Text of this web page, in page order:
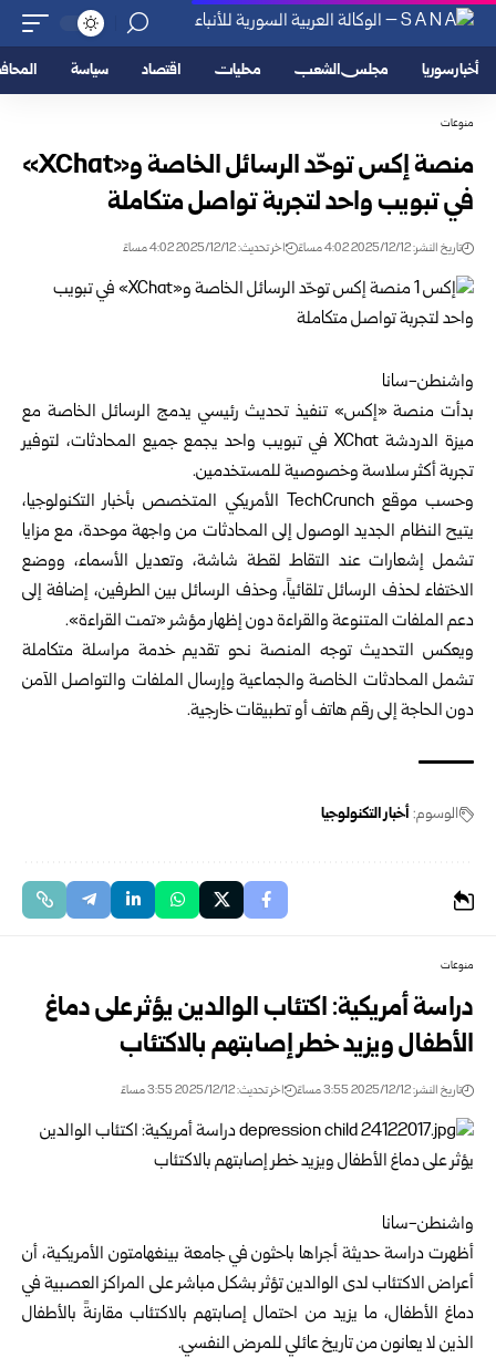
أخبار سوريا مجلس الشعب محليات اقتصاد سياسة
منوعات
منصة إكس توحّد الرسائل الخاصة و«XChat»
في تبويب واحد لتجربة تواصل متكاملة
تاريخ النشر: 2025/12/12 4:02 مساءً اخر تحديث: 2025/12/12 4:02 مساءً
واشنطن-سانا
بدأت منصة «إكس» تنفيذ تحديث رئيسي يدمج الرسائل الخاصة مع
ميزة الدردشة XChat في تبويب واحد يجمع جميع المحادثات، لتوفير
تجربة أكثر سلاسة وخصوصية للمستخدمين.
وحسب موقع TechCrunch الأمريكي المتخصص بأخبار التكنولوجيا،
يتيح النظام الجديد الوصول إلى المحادثات من واجهة موحدة، مع مزايا
تشمل إشعارات عند التقاط لقطة شاشة، وتعديل الأسماء، ووضع
الاختفاء لحذف الرسائل تلقائياً، وحذف الرسائل بين الطرفين، إضافة إلى
دعم الملفات المتنوعة والقراءة دون إظهار مؤشر «تمت القراءة».
ويعكس التحديث توجه المنصة نحو تقديم خدمة مراسلة متكاملة
تشمل المحادثات الخاصة والجماعية وإرسال الملفات والتواصل الآمن
دون الحاجة إلى رقم هاتف أو تطبيقات خارجية.
الوسوم: أخبار التكنولوجيا
منوعات
دراسة أمريكية: اكتئاب الوالدين يؤثر على دماغ
الأطفال ويزيد خطر إصابتهم بالاكتئاب
تاريخ النشر: 2025/12/12 3:55 مساءً اخر تحديث: 2025/12/12 3:55 مساءً
واشنطن-سانا
أظهرت دراسة حديثة أجراها باحثون في جامعة بينغهامتون الأمريكية، أن
أعراض الاكتئابلدى الوالدين تؤثر بشكل مباشر على المراكز العصبية في
دماغ الأطفال، ما يزيد من احتمال إصابتهم بالاكتئاب مقارنةً بالأطفال
الذين لا يعانون من تاريخ عائلي للمرض النفسي.